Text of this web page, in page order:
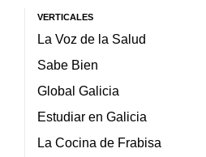
VERTICALES
La Voz de la Salud
Sabe Bien
Global Galicia
Estudiar en Galicia
La Cocina de Frabisa